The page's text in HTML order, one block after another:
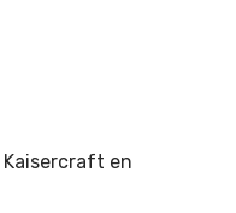
Kaisercraft en